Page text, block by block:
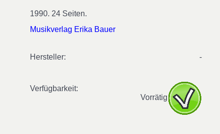
1990. 24 Seiten.
Musikverlag Erika Bauer
Hersteller: -
Verfügbarkeit:
Vorrätig